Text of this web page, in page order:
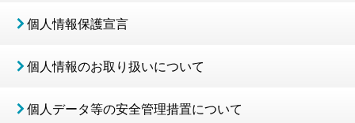
個人情報保護宣言
個人情報のお取り扱いについて
個人データ等の安全管理措置について